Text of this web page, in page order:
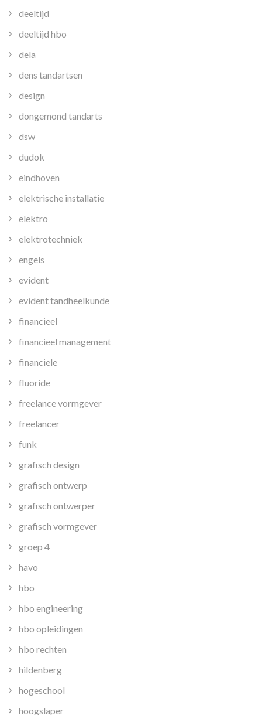
deeltijd
deeltijd hbo
dela
dens tandartsen
design
dongemond tandarts
dsw
dudok
eindhoven
elektrische installatie
elektro
elektrotechniek
engels
evident
evident tandheelkunde
financieel
financieel management
financiele
fluoride
freelance vormgever
freelancer
funk
grafisch design
grafisch ontwerp
grafisch ontwerper
grafisch vormgever
groep 4
havo
hbo
hbo engineering
hbo opleidingen
hbo rechten
hildenberg
hogeschool
hoogslaper